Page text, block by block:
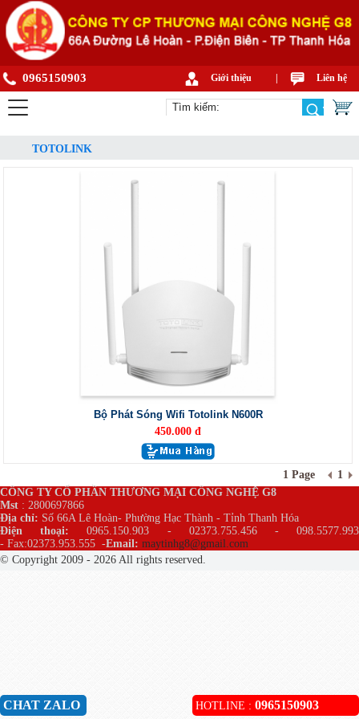
0965150903 Giới thiệu Liên hệ
TOTOLINK
Bộ Phát Sóng Wifi Totolink N600R
450.000 đ
1 Page
1
CÔNG TY CỔ PHẦN THƯƠNG MẠI CÔNG NGHỆ G8
Mst : 2800697866
Địa chỉ: Số 66A Lê Hoàn- Phường Hạc Thành - Tỉnh Thanh Hóa
Điện thoại: 0965.150.903 - 02373.755.456 - 098.5577.993
- Fax:02373.953.555 -Email: maytinhg8@gmail.com
© Copyright 2009 - 2026 All rights reserved.
CHAT ZALO HOTLINE : 0965150903